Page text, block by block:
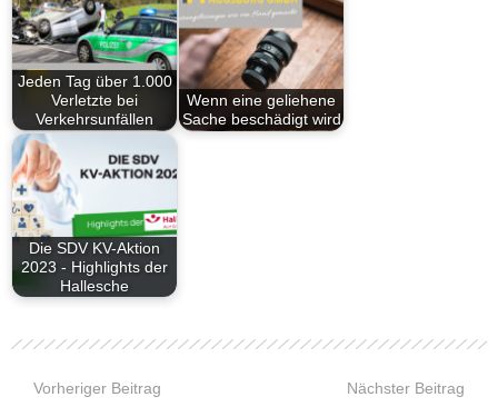
Jeden Tag über 1.000
Verletzte bei
Verkehrsunfällen
Wenn eine geliehene
Sache beschädigt wird
Die SDV KV-Aktion
2023 - Highlights der
Hallesche
Vorheriger Beitrag Nächster Beitrag